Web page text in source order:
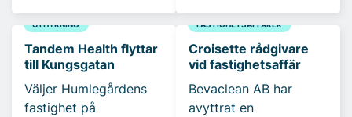
UTHYRNING
Tandem Health flyttar
till Kungsgatan
Väljer Humlegårdens
fastighet på
FASTIGHETSAFFÄRER
Croisette rådgivare
vid fastighetsaffär
Bevaclean AB har
avyttrat en